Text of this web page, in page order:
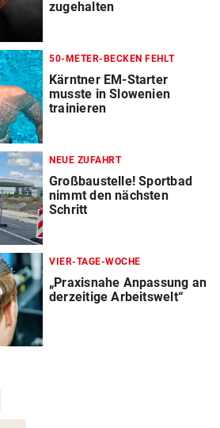
zugehalten
50-METER-BECKEN FEHLT
Kärntner EM-Starter
musste in Slowenien
trainieren
NEUE ZUFAHRT
Großbaustelle! Sportbad
nimmt den nächsten
Schritt
VIER-TAGE-WOCHE
„Praxisnahe Anpassung an
derzeitige Arbeitswelt“